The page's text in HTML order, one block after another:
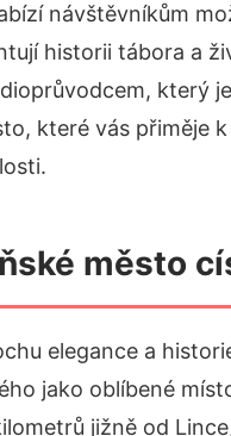
návštěvníkům
historii tábora a
který
které vás přiměje
město
elegance a
jako oblíbené
jižně od